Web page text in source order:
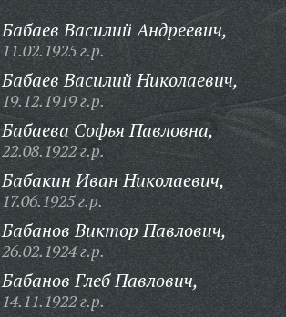
Бабаев Василий Андреевич,
11.02.1925 г.р.
Бабаев Василий Николаевич,
19.12.1919 г.р.
Бабаева Софья Павловна,
22.08.1922 г.р.
Бабакин Иван Николаевич,
17.06.1925 г.р.
Бабанов Виктор Павлович,
26.02.1924 г.р.
Бабанов Глеб Павлович,
14.11.1922 г.р.